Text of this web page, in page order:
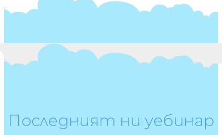
Последният ни уебинар